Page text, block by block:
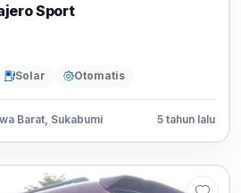
Sport
Solar Otomatis
Barat, Sukabumi 5 tahun lalu